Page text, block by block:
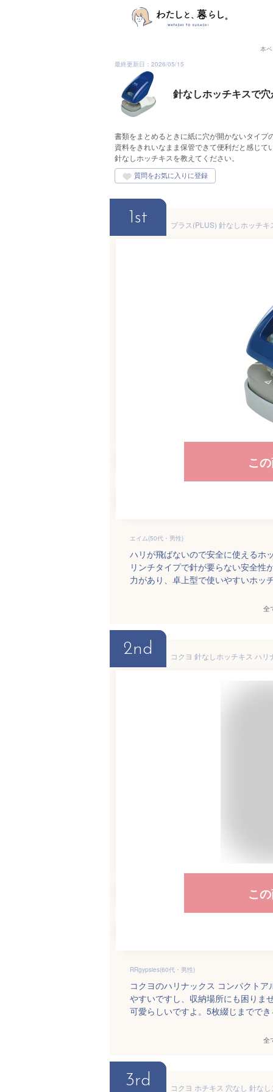
本
最終更新日：2026/05/15
針なしホッチキスで
書類をまとめるときに紙に穴が開かないタイ
資料をきれいなまま保管できて便利だと感じ
針なしホッチキスを教えてください。
1st
こ
エイム(50代・男性)
ハリが飛ばないので安全に使えるホ
リンチタイプで針が要らない安全性
力があり、卓上型で使いやすいホッ
全
2nd
こ
RRgypsies(60代・男性)
コクヨのハリナックス コンパクト
やすいですし、収納場所にも困りま
可愛らしいですよ。5枚綴じまでで
全
3rd